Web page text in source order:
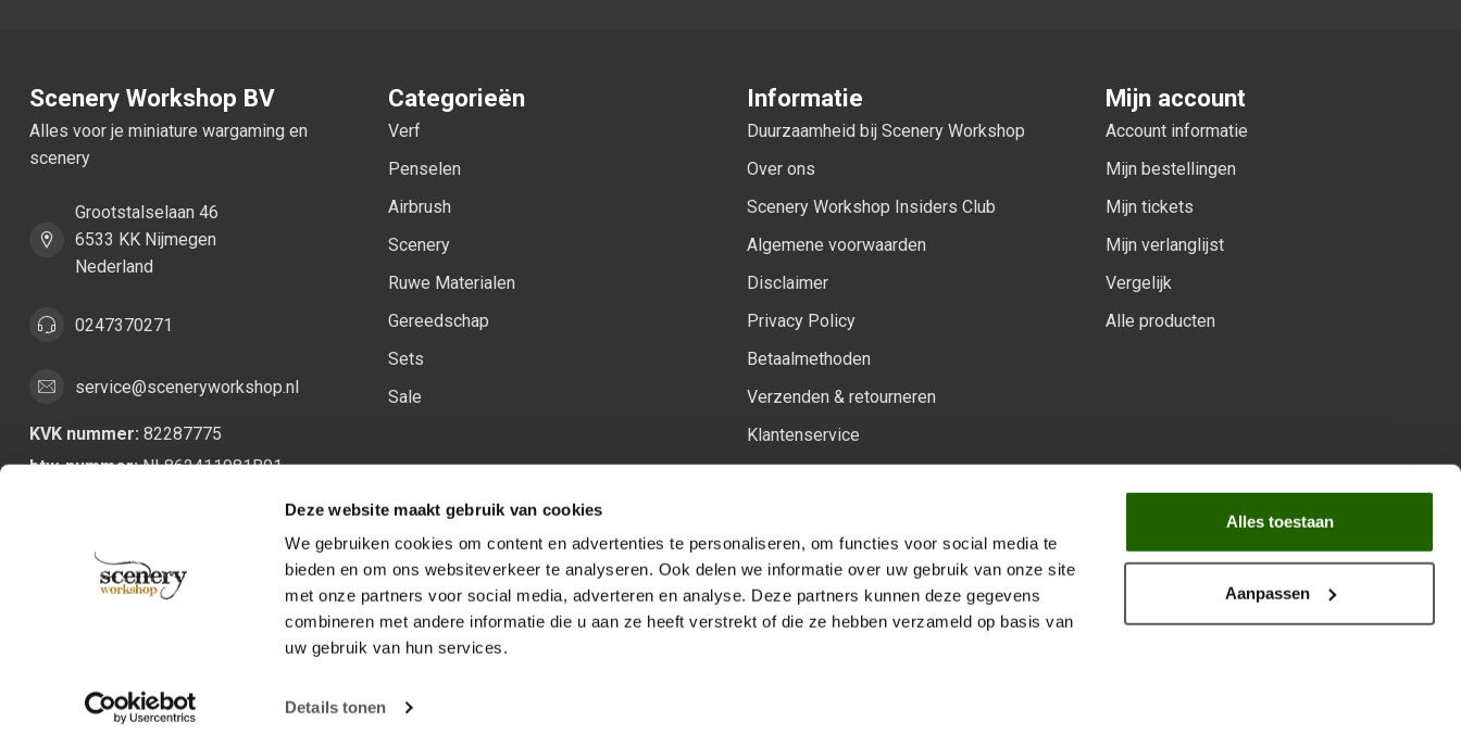
Deze website maakt gebruik van cookies
We gebruiken cookies om content en advertenties te personaliseren, om functies voor social media te
bieden en om ons websiteverkeer te analyseren. Ook delen we informatie over uw gebruik van onze site
met onze partners voor social media, adverteren en analyse. Deze partners kunnen deze gegevens
combineren met andere informatie die u aan ze heeft verstrekt of die ze hebben verzameld op basis van
uw gebruik van hun services.
Details tonen
Alles toestaan
Aanpassen
Scenery Workshop BV
Alles voor je miniature wargaming en
scenery
Grootstalselaan 46
6533 KK Nijmegen
Nederland
0247370271
service@sceneryworkshop.nl
KVK nummer: 82287775
btw-nummer:NL862411981B01
Categorieën
Verf
Penselen
Airbrush
Scenery
Ruwe Materialen
Gereedschap
Sets
Sale
Informatie
Duurzaamheid bij Scenery Workshop
Over ons
Scenery Workshop Insiders Club
Algemene voorwaarden
Disclaimer
Privacy Policy
Betaalmethoden
Verzenden & retourneren
Klantenservice
Mijn account
Account informatie
Mijn bestellingen
Mijn tickets
Mijn verlanglijst
Vergelijk
Alle producten
Volg ons op:
Facebook
YoutubeInstagram